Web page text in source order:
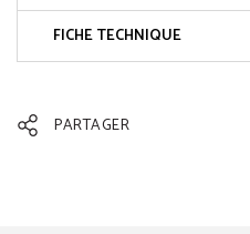
FICHE TECHNIQUE
PARTAGER